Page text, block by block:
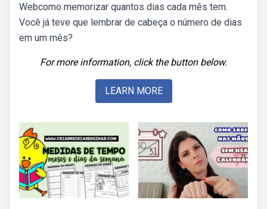
Webcomo memorizar quantos dias cada mês tem.
Você já teve que lembrar de cabeça o número de dias
em um mês?
For more information, click the button below.
LEARN MORE